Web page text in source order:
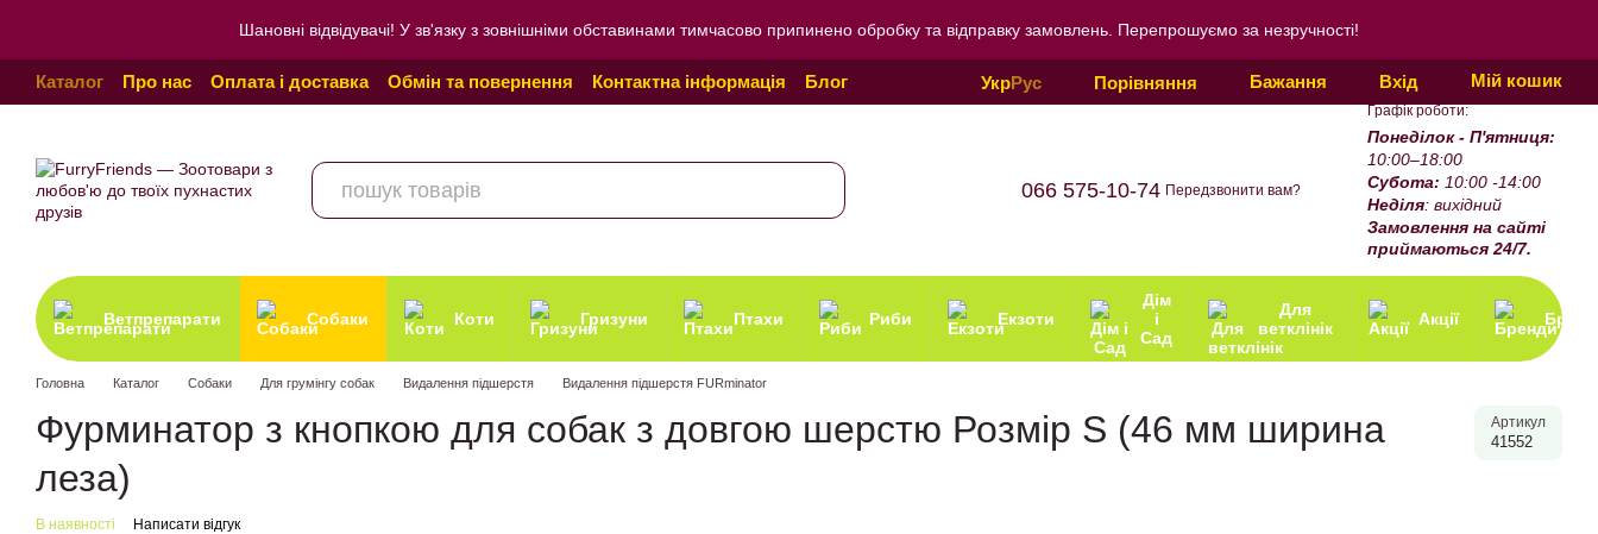
Шановні відвідувачі! У зв'язку з зовнішніми обставинами тимчасово припинено обробку та відправку замовлень. Перепрошуємо за незручності!
Каталог Про нас Оплата і доставка Обмін та повернення Контактна інформація
Блог
Угода користувача
Відгуки про магазин Політика конфіденційності
УкрРус Порівняння Бажання Вхід Мій кошик
066 575-10-74 Передзвонити вам?
Графік роботи:
Понеділок - П'ятниця:
10:00–18:00
Субота: 10:00 -14:00
Неділя: вихідний
Замовлення на сайті
приймаються 24/7.
Ветпрепарати Собаки Коти Гризуни Птахи Риби Екзоти
Дім
і
Сад
Для
ветклінік
Акції
Головна Каталог Собаки Для грумінгу собак Видалення підшерстя Видалення підшерстя FURminator
Фурминатор з кнопкою для собак з довгою шерстю Розмір S (46 мм ширина
леза)
Артикул
41552
В наявності Написати відгук